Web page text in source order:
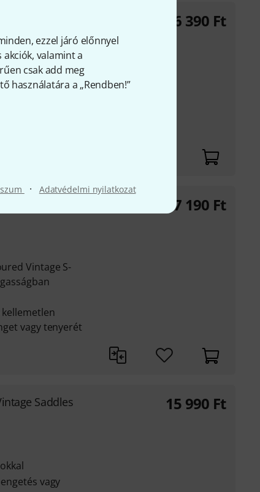
ezzel járó előnnyel
valamint a
csak add meg
használatára a „Rendben!”
· Adatvédelmi nyilatkozat
Vintage S-
16 390 Ft
Vintage S-
vagy tenyerét
17 190 Ft
Saddles
vagy
15 990 Ft